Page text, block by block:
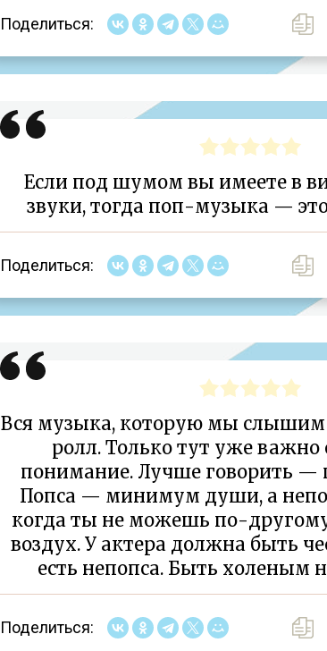
Поделиться:
Если под шумом вы имеете в
звуки, тогда поп-музыка —
Поделиться:
Вся музыка, которую мы
ролл. Только тут уже
понимание. Лучше говорить —
Попса — минимум души, а
когда ты не можешь по-
воздух. У актера должна быть
есть непопса. Быть холеным
Поделиться: